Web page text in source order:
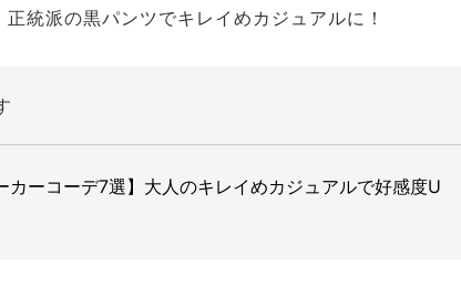
正統派の黒パンツでキレイめカジュアルに！
カーコーデ7選】大人のキレイめカジュアルで好感度U